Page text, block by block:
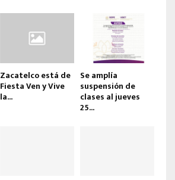
Zacatelco está de
Fiesta Ven y Vive
la...
Se amplía
suspensión de
clases al jueves
25...